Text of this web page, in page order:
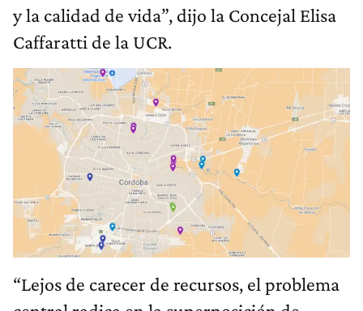
y la calidad de vida”, dijo la Concejal Elisa
Caffaratti de la UCR.
“Lejos de carecer de recursos, el problema